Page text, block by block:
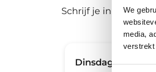
We
media,
verstrekt
Schrijf je in voor de
Dinsdag 25